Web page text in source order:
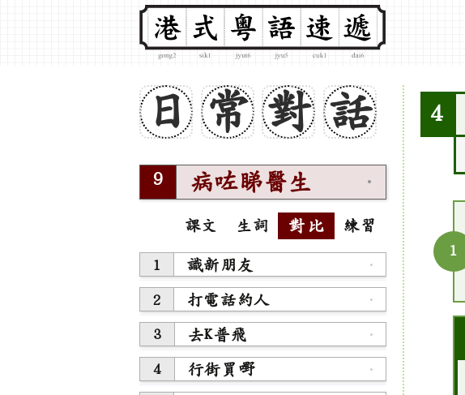
日 常 對 話
9 病咗睇醫生 ·
課文 生詞 對比 練習
1 識新朋友 ·
2 打電話約人 ·
3 去K普飛 ·
4 行街買嘢 ·
4
1